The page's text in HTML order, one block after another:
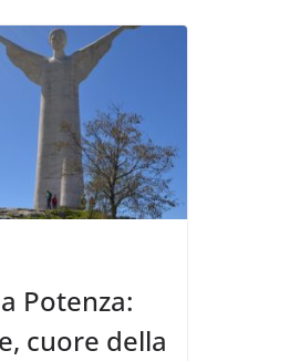
Potenza:
cuore della